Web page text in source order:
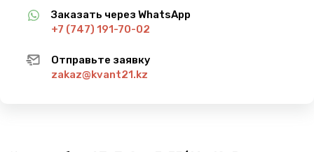
Заказать через WhatsApp
+7 (747) 191-70-02
Отправьте заявку
zakaz@kvant21.kz